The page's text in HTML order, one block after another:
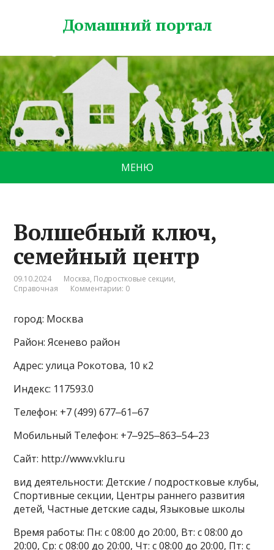
Домашний портал
МЕНЮ
Волшебный ключ,
семейный центр
09.10.2024 Москва, Подростковые секции,
Справочная
Комментарии: 0
город: Москва
Район: Ясенево район
Адрес: улица Рокотова, 10 к2
Индекс: 117593.0
Телефон: +7 (499) 677‒61‒67
Мобильный Телефон: +7‒925‒863‒54‒23
Сайт: http://www.vklu.ru
вид деятельности: Детские / подростковые клубы,
Спортивные секции, Центры раннего развития
детей, Частные детские сады, Языковые школы
Время работы: Пн: с 08:00 до 20:00, Вт: с 08:00 до
20:00, Ср: с 08:00 до 20:00, Чт: с 08:00 до 20:00, Пт: с